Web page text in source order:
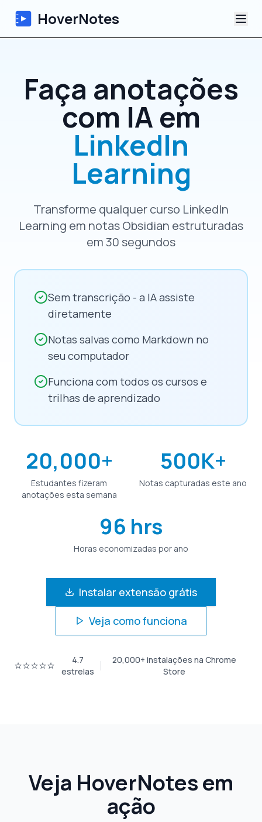
HoverNotes
Extension
Notas de Vídeo com IA
Tutoriais
Sobre
Blog
Faça anotações
com IA em
LinkedIn
Learning
Transforme qualquer curso LinkedIn
Learning em notas Obsidian estruturadas
em 30 segundos
Sem transcrição - a IA assiste
diretamente
Notas salvas como Markdown no
seu computador
Funciona com todos os cursos e
trilhas de aprendizado
20,000+
Estudantes fizeram
anotações esta semana
500K+
Notas capturadas este ano
96 hrs
Horas economizadas por ano
Instalar extensão grátis
Veja como funciona
⭐⭐⭐⭐⭐
4.7
estrelas
20,000+ instalações na Chrome
Store
Veja HoverNotes em
ação